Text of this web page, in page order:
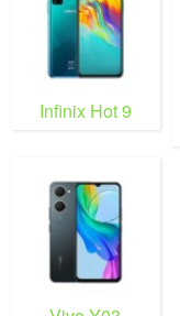
Infinix Hot 9